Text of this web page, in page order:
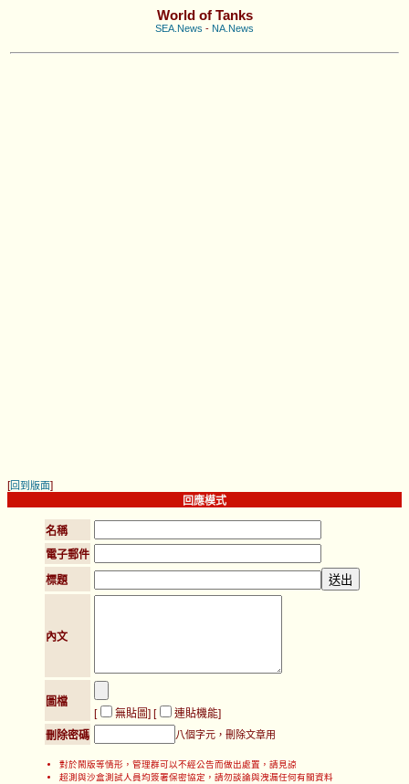
World of Tanks
SEA.News - NA.News
[回到版面]
回應模式
名稱
電子郵件
標題
內文
圖檔
[
無貼圖] [ 連貼機能]
刪除密碼
八個字元，刪除文章用
對於鬧版等情形，管理群可以不經公告而做出處置，請見諒
超測與沙盒測試人員均簽署保密協定，請勿談論與洩漏任何有關資料